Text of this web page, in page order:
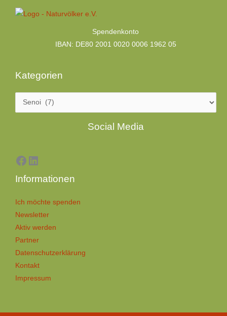
Spendenkonto
IBAN: DE80 2001 0020 0006 1962 05
Kategorien
Social Media
Facebook
LinkedIn
Informationen
Ich möchte spenden
Newsletter
Aktiv werden
Partner
Datenschutzerklärung
Kontakt
Impressum